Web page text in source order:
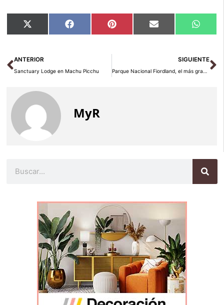
Compartir
en
X
(Twitter)
Compartir
en
Facebook Compartir
en
Pinterest Compartir
en
Email
en
Ant
ANTERIOR
Sanctuary Lodge en Machu Picchu
SIGUIENTE
Parque Nacional Fiordland, el más grande de Nueva Zelanda
MyR